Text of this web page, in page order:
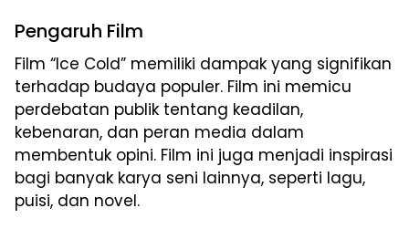
Pengaruh Film
Film “Ice Cold” memiliki dampak yang signifikan
terhadap budaya populer. Film ini memicu
perdebatan publik tentang keadilan,
kebenaran, dan peran media dalam
membentuk opini. Film ini juga menjadi inspirasi
bagi banyak karya seni lainnya, seperti lagu,
puisi, dan novel.